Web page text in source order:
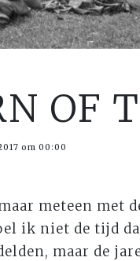
OF
om 00:00
meteen met
ik niet de tijd
maar de